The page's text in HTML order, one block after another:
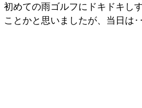
初めての雨ゴルフにドキドキし
ことかと思いましたが、当日は･